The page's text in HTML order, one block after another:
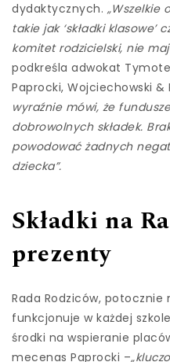
dydaktycznych. „Wszelkie
takie jak ‘składki klasowe’
komitet rodzicielski, nie
podkreśla adwokat
Paprocki, Wojciechowski &
wyraźnie mówi, że
dobrowolnych składek.
powodować żadnych
dziecka”.
Składki na
prezenty
Rada Rodziców,
funkcjonuje w każdej
środki na wspieranie
mecenas Paprocki –